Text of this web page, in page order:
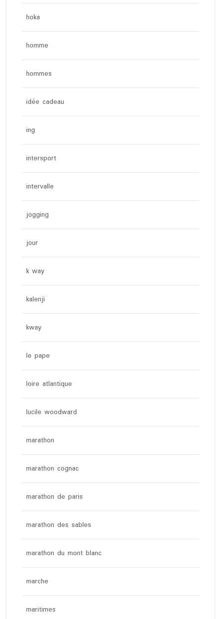
hoka
homme
hommes
idée cadeau
ing
intersport
intervalle
jogging
jour
k way
kalenji
kway
le pape
loire atlantique
lucile woodward
marathon
marathon cognac
marathon de paris
marathon des sables
marathon du mont blanc
marche
maritimes